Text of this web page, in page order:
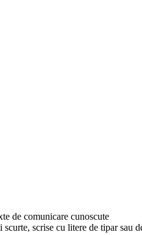
de comunicare cunoscute
scrise cu litere de tipar sau